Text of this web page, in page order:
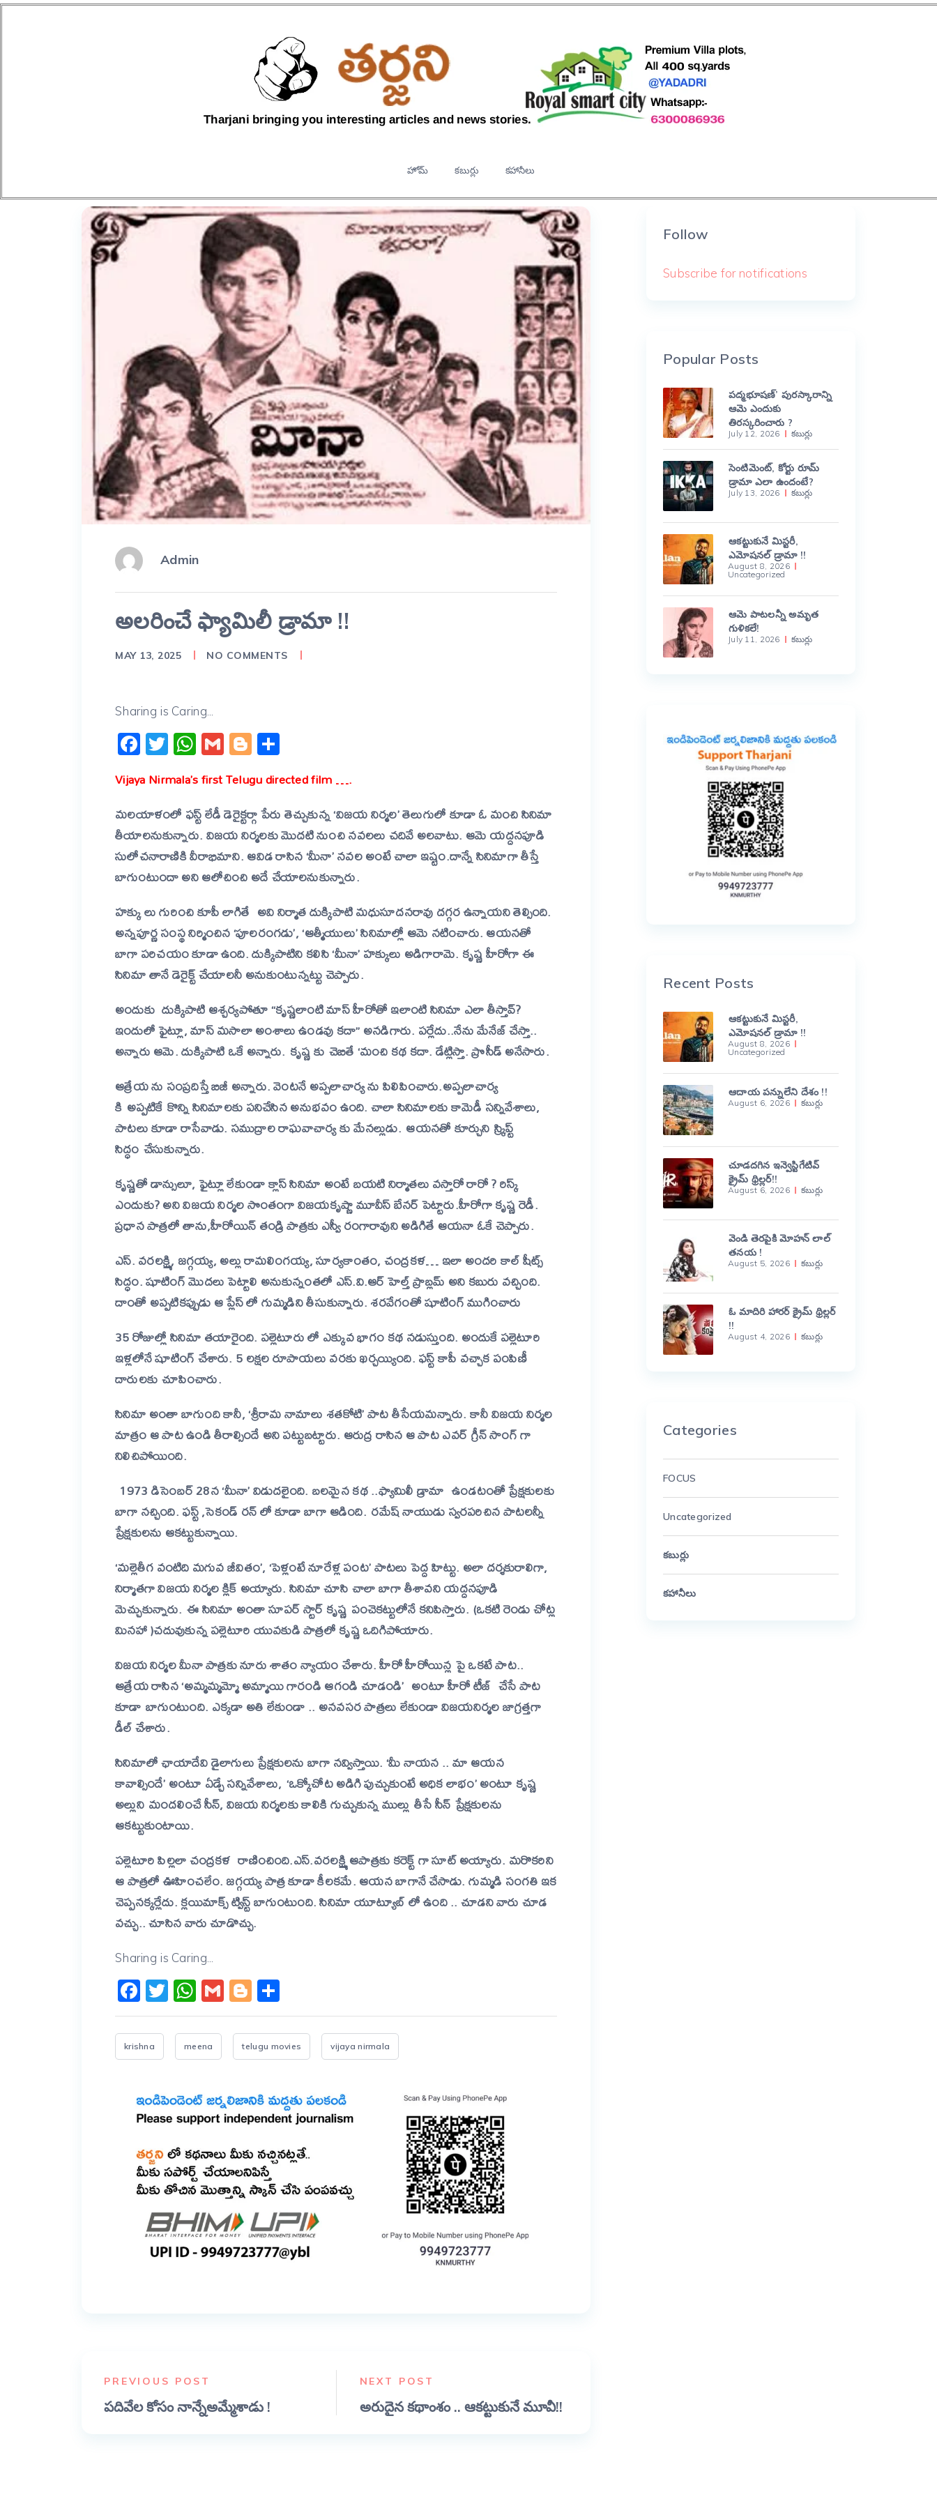
హోమ్ కబుర్లు కహానీలు
Admin
అలరించే ఫ్యామిలీ డ్రామా !!
MAY 13, 2025 NO COMMENTS
Sharing is Caring...
Facebook
Twitter
WhatsApp
GmailBlogger
Vijaya Nirmala’s first Telugu directed film ….
మలయాళంలో ఫస్ట్ లేడీ డెరైక్టర్గా పేరు తెచ్చుకున్న ‘విజయ నిర్మల’ తెలుగులో కూడా ఓ మంచి సినిమా
తీయాలనుకున్నారు. విజయ నిర్మలకు మొదటి నుంచి నవలలు చదివే అలవాటు. ఆమె యద్దనపూడి
సులోచనారాణికి వీరాభిమాని. ఆవిడ రాసిన ‘మీనా’ నవల అంటే చాలా ఇష్టం.దాన్నే సినిమాగా తీస్తే
బాగుంటుందా అని ఆలోచించి అదే చేయాలనుకున్నారు.
హక్కు లు గురించి కూపీ లాగితే అవి నిర్మాత దుక్కిపాటి మధుసూదనరావు దగ్గర ఉన్నాయని తెల్సింది.
అన్నపూర్ణ సంస్థ నిర్మించిన ‘పూలరంగడు’, ‘ఆత్మీయులు’ సినిమాల్లో ఆమె నటించారు. ఆయనతో
బాగా పరిచయం కూడా ఉంది. దుక్కిపాటిని కలిసి ‘మీనా’ హక్కులు అడిగారామె. కృష్ణ హీరోగా ఈ
సినిమా తానే డెరైక్ట్ చేయాలనీ అనుకుంటున్నట్టు చెప్పారు.
అందుకు దుక్కిపాటి ఆశ్చర్యపోతూ “కృష్ణలాంటి మాస్ హీరోతో ఇలాంటి సినిమా ఎలా తీస్తావ్?
ఇందులో ఫైట్లూ, మాస్ మసాలా అంశాలు ఉండవు కదా” అనడిగారు. పర్లేదు..నేను మేనేజ్ చేస్తా..
అన్నారు ఆమె. దుక్కిపాటి ఒకే అన్నారు. కృష్ణ కు చెబితే ‘మంచి కథ కదా. డేట్లిస్తా. ప్రొసీడ్ అనేసారు.
ఆత్రేయ ను సంప్రదిస్తే బిజీ అన్నారు. వెంటనే అప్పలాచార్య ను పిలిపించారు.అప్పలాచార్య
కి అప్పటికే కొన్ని సినిమాలకు పనిచేసిన అనుభవం ఉంది. చాలా సినిమాలకు కామెడీ సన్నివేశాలు,
పాటలు కూడా రాసేవాడు. సముద్రాల రాఘవాచార్య కు మేనల్లుడు. ఆయనతో కూర్చుని స్క్రిప్ట్
సిద్ధం చేసుకున్నారు.
కృష్ణతో డాన్సులూ, ఫైట్లూ లేకుండా క్లాస్ సినిమా అంటే బయటి నిర్మాతలు వస్తారో రారో ? రిస్క్
ఎందుకు? అని విజయ నిర్మల సొంతంగా విజయకృష్ణా మూవీస్ బేనర్ పెట్టారు.హీరోగా కృష్ణ రెడీ.
ప్రధాన పాత్రలో తాను,హీరోయిన్ తండ్రి పాత్రకు ఎస్వీ రంగారావుని అడిగితే ఆయనా ఓకే చెప్పారు.
ఎస్. వరలక్ష్మి, జగ్గయ్య, అల్లు రామలింగయ్య, సూర్యకాంతం, చంద్రకళ… ఇలా అందరి కాల్ షీట్స్
సిద్ధం. షూటింగ్ మొదలుపెట్టాలి అనుకున్నంతలో ఎస్.వి.ఆర్ హెల్త్ ప్రాబ్లమ్ అని కబురు వచ్చింది.
దాంతో అప్పటికప్పుడు ఆ ప్లేస్ లో గుమ్మడిని తీసుకున్నారు. శరవేగంతో షూటింగ్ ముగించారు
35 రోజుల్లో సినిమా తయారైంది. పల్లెటూరు లో ఎక్కువ భాగం కథ నడుస్తుంది. అందుకేపల్లెటూరి
ఇళ్లలోనేషూటింగ్చేశారు. 5 లక్షల రూపాయలు వరకు ఖర్చయ్యింది. ఫస్ట్ కాపీ వచ్చాక పంపిణీ
దారులకు చూపించారు.
సినిమా అంతా బాగుంది కానీ, ‘శ్రీరామ నామాలు శతకోటి’ పాట తీసేయమన్నారు. కానీ విజయ నిర్మల
మాత్రం ఆ పాట ఉండి తీరాల్సిందే అని పట్టుబట్టారు. ఆరుద్ర రాసిన ఆ పాట ఎవర్ గ్రీన్ సాంగ్ గా
నిలిచిపోయింది.
1973 డిసెంబర్ 28న ‘మీనా’ విడుదలైంది. బలమైన కథ ..ఫ్యామిలీ డ్రామా ఉండటంతో ప్రేక్షకులకు
బాగా నచ్చింది. ఫస్ట్ ,సెకండ్ రన్లోకూడా బాగా ఆడింది. రమేష్ నాయుడు స్వరపరిచిన పాటలన్నీ
ప్రేక్షకులను ఆకట్టుకున్నాయి.
‘మల్లెతీగ వంటిది మగువ జీవితం’, ‘పెళ్లంటే నూరేళ్ల పంట’ పాటలు పెద్ద హిట్టు. అలా దర్శకురాలిగా,
నిర్మాతగా విజయ నిర్మల క్లిక్ అయ్యారు. సినిమా చూసి చాలా బాగా తీశావని యద్దనపూడి
మెచ్చుకున్నారు. ఈ సినిమా అంతా సూపర్ స్టార్ కృష్ణ పంచెకట్టులోనే కనిపిస్తారు. (ఒకటి రెండు చోట్ల
మినహా )చదువుకున్నపల్లెటూరియువకుడిపాత్రలోకృష్ణఒదిగిపోయారు.
విజయ నిర్మల మీనా పాత్రకు నూరు శాతం న్యాయం చేశారు. హీరో హీరోయిన్ల పై ఒకటే పాట..
ఆత్రేయ రాసిన ‘అమ్మమ్మమ్మో అమ్మాయి గారండి ఆగండి చూడండి’ అంటూ హీరో టీజ్ చేసే పాట
కూడా బాగుంటుంది. ఎక్కడాఅతిలేకుండా.. అనవసరపాత్రలులేకుండావిజయనిర్మలజాగ్రత్తగా
డీల్చేశారు.
సినిమాలో ఛాయాదేవి డైలాగులు ప్రేక్షకులను బాగా నవ్విస్తాయి. ‘మీ నాయన .. మా ఆయన
కావాల్సిందే’ అంటూ ఏడ్చే సన్నివేశాలు, ‘ఒక్కోచోట అడిగి పుచ్చుకుంటే అధిక లాభం’ అంటూ కృష్ణ
అల్లుని మందలించే సీన్, విజయ నిర్మలకు కాలికి గుచ్చుకున్న ముల్లు తీసే సీన్ ప్రేక్షకులను
ఆకట్టుకుంటాయి.
పల్లెటూరి పిల్లలా చంద్రకళరాణించింది.ఎస్.వరలక్ష్మి ఆపాత్రకు కరెక్ట్ గా సూట్ అయ్యారు. మరొకరిని
ఆ పాత్రలో ఊహించలేం. జగ్గయ్య పాత్ర కూడా కీలకమే. ఆయన బాగానే చేసాడు. గుమ్మడి సంగతి ఇక
చెప్పనక్కర్లేదు.క్లయిమాక్స్ట్విస్ట్బాగుంటుంది. సినిమా యూట్యూబ్ లో ఉంది .. చూడని వారు చూడ
వచ్చు.. చూసిన వారు చూడొచ్చు.
Sharing is Caring...
Facebook
Twitter
WhatsApp
GmailBlogger
krishna meena telugu movies vijaya nirmala
PREVIOUS POST
పదివేల కోసం నాన్నేఅమ్మేశాడు !
NEXT POST
అరుదైన కథాంశం .. ఆకట్టుకునే మూవీ!!
Follow
Subscribe for notifications
Popular Posts
పద్మభూషణ్’ పురస్కారాన్ని
ఆమె ఎందుకు
తిరస్కరించారు ?
July 12, 2026 కబుర్లు
సెంటిమెంట్, కోర్టు రూమ్
డ్రామా ఎలా ఉందంటే?
July 13, 2026 కబుర్లు
ఆకట్టుకునే మిస్టరీ,
ఎమోషనల్ డ్రామా !!
August 8, 2026
Uncategorized
ఆమె పాటలన్నీ అమృత
గుళికలే!
July 11, 2026 కబుర్లు
Recent Posts
ఆకట్టుకునే మిస్టరీ,
ఎమోషనల్ డ్రామా !!
August 8, 2026
Uncategorized
ఆదాయ పన్నులేని దేశం !!
August 6, 2026 కబుర్లు
చూడదగిన ఇన్వెస్టిగేటివ్
క్రైమ్ థ్రిల్లర్!!
August 6, 2026 కబుర్లు
వెండి తెరపైకి మోహన్ లాల్
తనయ !
August 5, 2026 కబుర్లు
ఓ మాదిరి హారర్ క్రైమ్ థ్రిల్లర్
!!
August 4, 2026 కబుర్లు
Categories
FOCUS
Uncategorized
కబుర్లు
కహానీలు